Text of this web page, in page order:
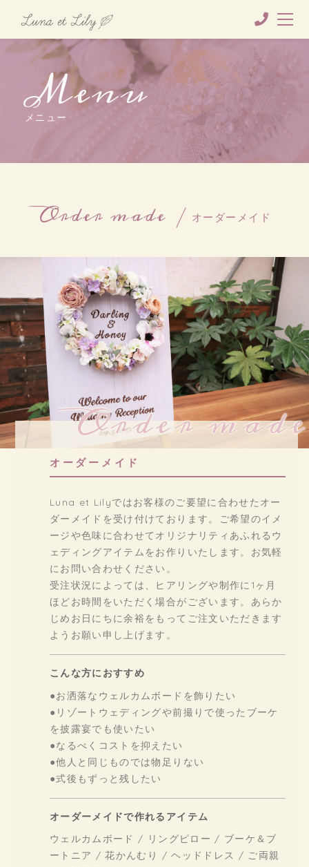
Menu
メニュー
Order made オーダーメイド
Order made
オーダーメイド
Luna et Lilyではお客様のご要望に合わせたオー
ダーメイドを受け付けております。ご希望のイメ
ージや色味に合わせてオリジナリティあふれるウ
ェディングアイテムをお作りいたします。お気軽
にお問い合わせください。
受注状況によっては、ヒアリングや制作に1ヶ月
ほどお時間をいただく場合がございます。あらか
じめお日にちに余裕をもってご注文いただきます
ようお願い申し上げます。
こんな方におすすめ
●お洒落なウェルカムボードを飾りたい
●リゾートウェディングや前撮りで使ったブーケ
を披露宴でも使いたい
●なるべくコストを抑えたい
●他人と同じものでは物足りない
●式後もずっと残したい
オーダーメイドで作れるアイテム
ウェルカムボード / リングピロー / ブーケ＆ブ
ートニア / 花かんむり / ヘッドドレス / ご両親